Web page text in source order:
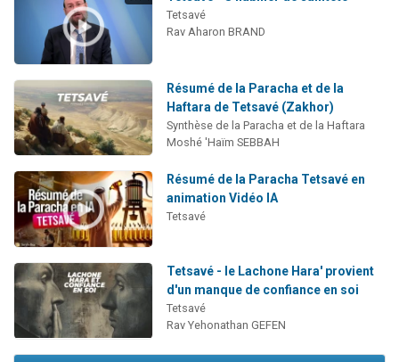
Tetsavé
Rav Aharon BRAND
Résumé de la Paracha et de la
Haftara de Tetsavé (Zakhor)
Synthèse de la Paracha et de la Haftara
Moshé 'Haïm SEBBAH
Résumé de la Paracha Tetsavé en
animation Vidéo IA
Tetsavé
Tetsavé - le Lachone Hara' provient
d'un manque de confiance en soi
Tetsavé
Rav Yehonathan GEFEN